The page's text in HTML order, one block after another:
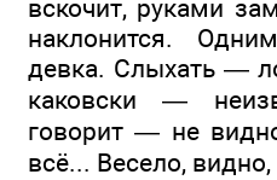
вскочит, руками
наклонится.
девка. Слыхать —
каковски —
говорит — не
всё... Весело, видно,